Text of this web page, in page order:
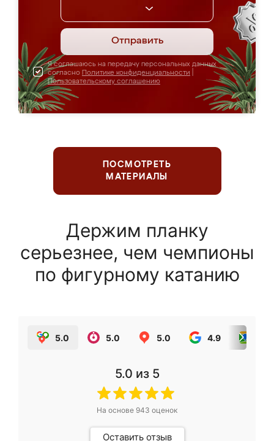
Отправить
Я соглашаюсь на передачу персональных данных
согласно Политике конфиденциальности
Пользовательскому соглашению
ПОСМОТРЕТЬ
МАТЕРИАЛЫ
Держим планку
серьезнее, чем чемпионы
по фигурному катанию
5.0 5.0 5.0 4.9
5.0 из 5
На основе 943 оценок
Оставить отзыв